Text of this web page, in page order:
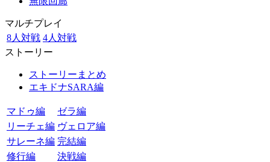
マルチプレイ
8人対戦 4人対戦
ストーリー
ストーリーまとめ
エキドナSARA編
マドゥ編
ゼラ編
リーチェ編 ヴェロア編
サレーネ編 完結編
修行編
決戦編